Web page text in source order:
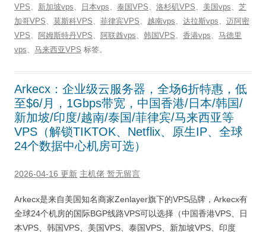
VPS、 新加坡vps、 日本vps、 泰国VPS、 洛杉矶VPS、 美国vps、 芝
加哥VPS、 莫斯科VPS、 菲律宾VPS、 越南vps、 达拉斯vps、 迈阿密
VPS、 阿姆斯特丹VPS、 阿联酋vps、 韩国VPS、 香港vps、 马德里
vps、 马来西亚VPS 标签。
Arkecx：企业级云服务器，全场6折特惠，低
至$6/月，1Gbps带宽，中国香港/日本/韩国/
新加坡/印度/越南/泰国/菲律宾/马来西亚等
VPS（解锁TIKTOK、Netflix、原生IP、全球
24个数据中心机房可选）
2026-04-16 更新 主机佬 暂无留言
Arkecx是来自美国知名商家Zenlayer旗下的VPS品牌，Arkecx有
全球24个机房的国际BGP线路VPS可以选择（中国香港VPS、日
本VPS、韩国VPS、美国VPS、泰国VPS、新加坡VPS、印度